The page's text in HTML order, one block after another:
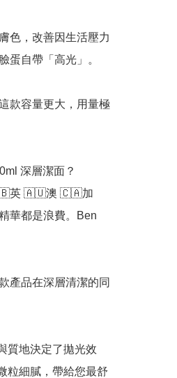
色，改善因生活壓力
蛋自帶「高光」。
款容量更大，用量極
深層潔面？
🇬🇧英 🇦🇺澳 🇨🇦加
華都是浪費。Ben
產品在深層清潔的同
質地決定了拋光效
粒細膩，帶給您最舒